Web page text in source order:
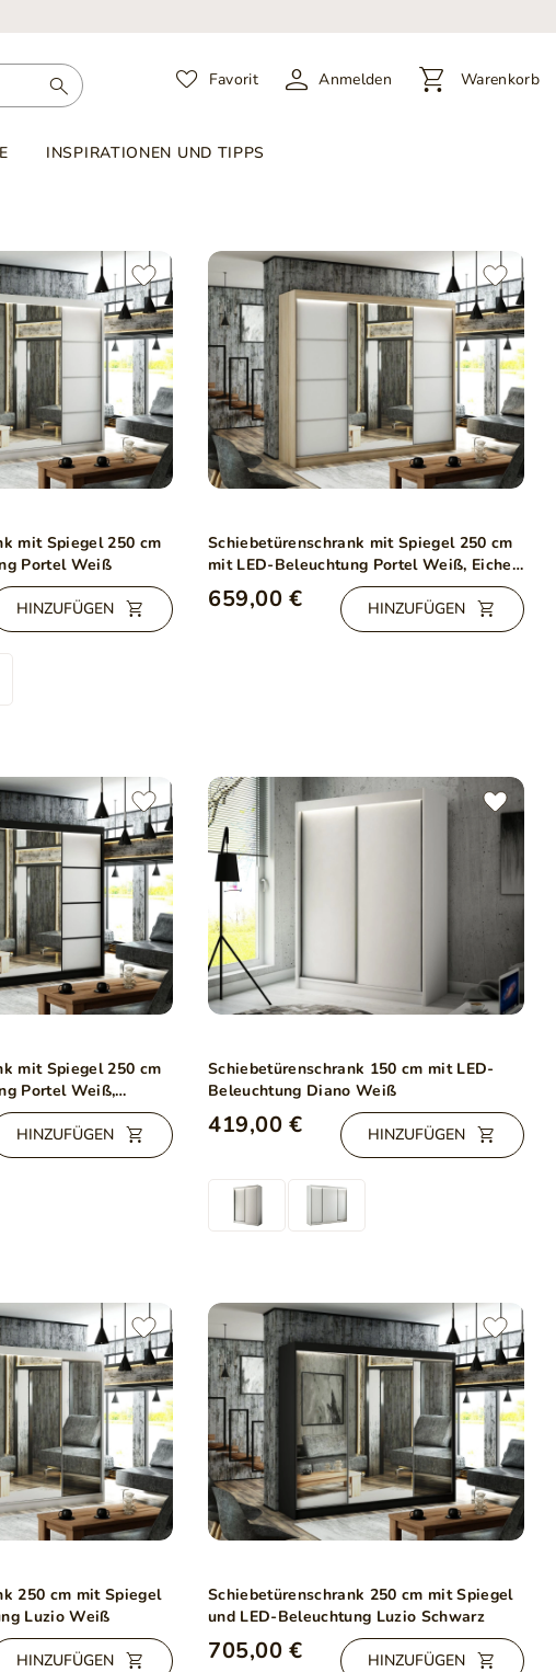
Favorit Anmelden Warenkorb
INSPIRATIONEN UND TIPPS
mit Spiegel 250 cm
Portel Weiß
HINZUFÜGEN
Schiebetürenschrank mit Spiegel 250 cm
mit LED-Beleuchtung Portel Weiß, Eiche
Sonoma
659,00 € HINZUFÜGEN
mit Spiegel 250 cm
Portel Weiß,
HINZUFÜGEN
Schiebetürenschrank 150 cm mit LED-
Beleuchtung Diano Weiß
419,00 € HINZUFÜGEN
250 cm mit Spiegel
Luzio Weiß
HINZUFÜGEN
Schiebetürenschrank 250 cm mit Spiegel
und LED-Beleuchtung Luzio Schwarz
705,00 € HINZUFÜGEN